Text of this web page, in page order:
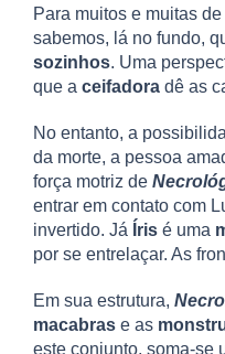
Para muitos e muitas de
sabemos, lá no fundo,
sozinhos. Uma
que a ceifadora dê as
No entanto, a
da morte, a pessoa
força motriz de
entrar em contato com
invertido. Já Íris é uma
por se entrelaçar. As
Em sua estrutura,
macabras e as
este conjunto, soma-se